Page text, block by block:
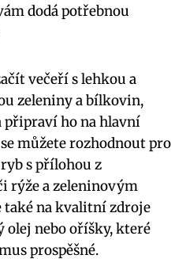
dodá potřebnou
večeří s lehkou a
zeleniny a bílkovin,
připraví ho na hlavní
můžete rozhodnout pro
s přílohou z
rýže a zeleninovým
také na kvalitní zdroje
nebo oříšky, které
prospěšné.